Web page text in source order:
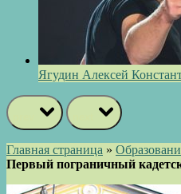
Ягудин Алексей
Главная страница »
Первый пограничный